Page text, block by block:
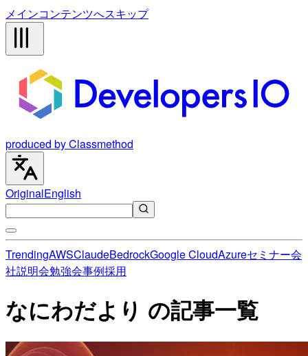
メインコンテンツへスキップ
produced by Classmethod
OriginalEnglish
TrendingAWSClaudeBedrockGoogle CloudAzureセミナー会
社説明会勉強会事例採用
なにわだより の記事一覧